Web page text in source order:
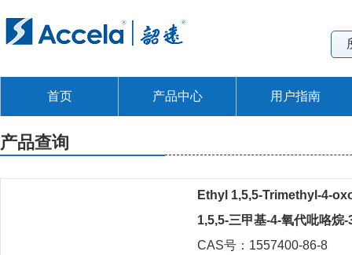
首页 产品中心 用户指南
产品查询
Ethyl 1,5,5-Trimethyl-4-
1,5,5-三甲基-4-氧代吡咯烷-
CAS号：1557400-86-8